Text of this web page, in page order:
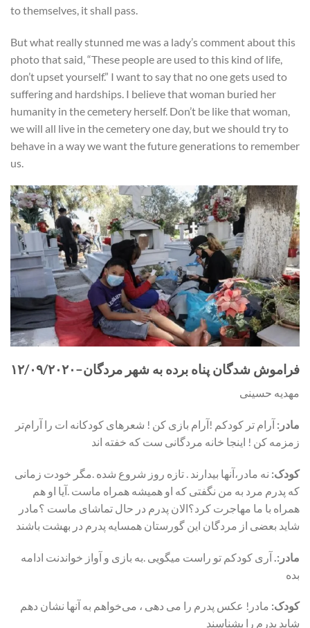
to themselves, it shall pass.
But what really stunned me was a lady’s comment about this
photo that said, “These people are used to this kind of life,
don’t upset yourself.” I want to say that no one gets used to
suffering and hardships. I believe that woman buried her
humanity in the cemetery herself. Don’t be like that woman,
we will all live in the cemetery one day, but we should try to
behave in a way we want the future generations to remember
us.
فراموش شدگان پناه برده به شهر مردگان– ۱۲/۰۹/۲۰۲۰
مهدیه حسینی
مادر: آرام تر کودکم !آرام بازی کن ! شعرهای کودکانه ات را آرام‌تر
زمزمه کن ! اینجا خانه مردگانی ست که خفته اند
کودک: نه مادر،آنها بیدارند . تازه روز شروع شده .مگر خودت زمانی
که پدرم مرد به من نگفتی که او همیشه همراه ماست .آیا او هم
همراه با ما مهاجرت کرد؟الان پدرم در حال تماشای ماست ؟مادر
شاید بعضی از مردگان این گورستان همسایه پدرم در بهشت باشند
مادر:. آری کودکم تو راست میگویی .به بازی و آواز خواندنت ادامه
بده
کودک: مادر! عکس پدرم را می دهی ، می‌خواهم به آنها نشان دهم
شاید پدرم را بشناسند